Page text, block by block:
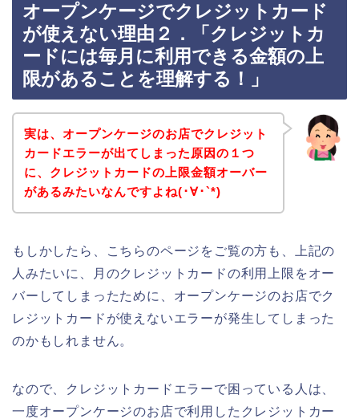
オープンケージでクレジットカード
が使えない理由２．「クレジットカ
ードには毎月に利用できる金額の上
限があることを理解する！」
実は、オープンケージのお店でクレジット
カードエラーが出てしまった原因の１つ
に、クレジットカードの上限金額オーバー
があるみたいなんですよね(･∀･`*)
もしかしたら、こちらのページをご覧の方も、上記の
人みたいに、月のクレジットカードの利用上限をオー
バーしてしまったために、オープンケージのお店でク
レジットカードが使えないエラーが発生してしまった
のかもしれません。
なので、クレジットカードエラーで困っている人は、
一度オープンケージのお店で利用したクレジットカー